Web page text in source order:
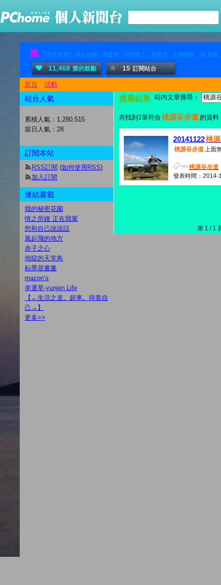
嵐 【慈悲喜捨】 讓人快樂，就是慈；同情他人，就是悲；心無煩惱，就 是
11,468 愛的鼓勵 15 訂閱站台
首頁 活動
搜尋結果 站內文章搜尋：
共找到1筆符合桃源谷步道 的資料
20141122桃
桃源谷步道上面
桃源谷步道
發表時間：2014-
第 1 /
站台人氣
累積人氣： 1,280,515
當日人氣： 28
訂閱本站
RSS訂閱 (如何使用RSS)
加入訂閱
連結書籤
我的秘密花園
情之所鍾 正在我輩
想和自己說說話
風起飛的地方
赤子之心
地獄的天堂鳥
耘墨居書畫
mazon’s
幸運草-yunjen Life
【←生活之道。超車。得靠自
己→】
更多>>